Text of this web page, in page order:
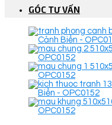
GÓC TƯ VẤN